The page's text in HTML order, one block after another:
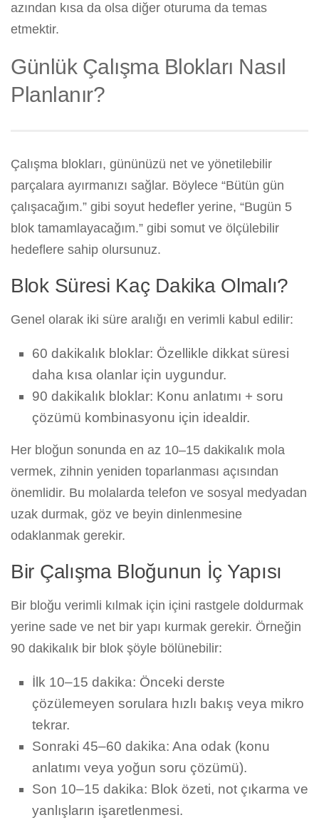
azından kısa da olsa diğer oturuma da temas
etmektir.
Günlük Çalışma Blokları Nasıl
Planlanır?
Çalışma blokları, gününüzü net ve yönetilebilir
parçalara ayırmanızı sağlar. Böylece “Bütün gün
çalışacağım.” gibi soyut hedefler yerine, “Bugün 5
blok tamamlayacağım.” gibi somut ve ölçülebilir
hedeflere sahip olursunuz.
Blok Süresi Kaç Dakika Olmalı?
Genel olarak iki süre aralığı en verimli kabul edilir:
60 dakikalık bloklar: Özellikle dikkat süresi
daha kısa olanlar için uygundur.
90 dakikalık bloklar: Konu anlatımı + soru
çözümü kombinasyonu için idealdir.
Her bloğun sonunda en az 10–15 dakikalık mola
vermek, zihnin yeniden toparlanması açısından
önemlidir. Bu molalarda telefon ve sosyal medyadan
uzak durmak, göz ve beyin dinlenmesine
odaklanmak gerekir.
Bir Çalışma Bloğunun İç Yapısı
Bir bloğu verimli kılmak için içini rastgele doldurmak
yerine sade ve net bir yapı kurmak gerekir. Örneğin
90 dakikalık bir blok şöyle bölünebilir:
İlk 10–15 dakika: Önceki derste
çözülemeyen sorulara hızlı bakış veya mikro
tekrar.
Sonraki 45–60 dakika: Ana odak (konu
anlatımı veya yoğun soru çözümü).
Son 10–15 dakika: Blok özeti, not çıkarma ve
yanlışların işaretlenmesi.